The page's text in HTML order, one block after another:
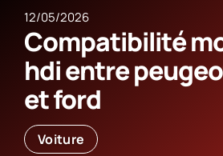
12/05/2026
Compatibilité
hdi entre
et ford
Voiture